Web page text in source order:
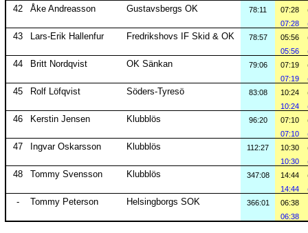
42 Åke Andreasson Gustavsbergs OK 78:11 07:28
07:28
43 Lars-Erik Hallenfur Fredrikshovs IF Skid & OK 78:57 05:56
05:56
44 Britt Nordqvist OK Sänkan 79:06 07:19
07:19
45 Rolf Löfqvist Söders-Tyresö 83:08 10:24
10:24
46 Kerstin Jensen Klubblös 96:20 07:10
07:10
47 Ingvar Oskarsson Klubblös 112:27 10:30
10:30
48 Tommy Svensson Klubblös 347:08 14:44
14:44
- Tommy Peterson Helsingborgs SOK 366:01
06:38
06:38